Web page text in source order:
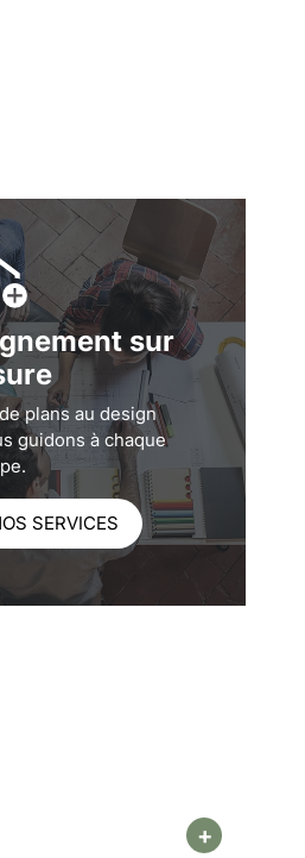
sur
plans au design
guidons à chaque
SERVICES